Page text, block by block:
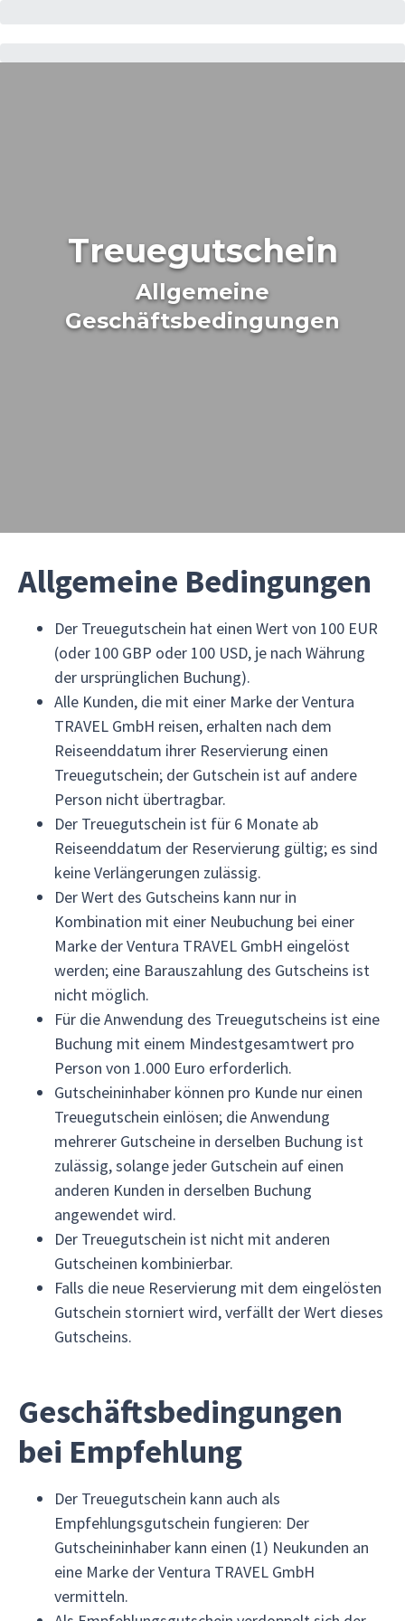
Treuegutschein
Allgemeine
Geschäftsbedingungen
Allgemeine Bedingungen
Der Treuegutschein hat einen Wert von 100 EUR
(oder 100 GBP oder 100 USD, je nach Währung
der ursprünglichen Buchung).
Alle Kunden, die mit einer Marke der Ventura
TRAVEL GmbH reisen, erhalten nach dem
Reiseenddatum ihrer Reservierung einen
Treuegutschein; der Gutschein ist auf andere
Person nicht übertragbar.
Der Treuegutschein ist für 6 Monate ab
Reiseenddatum der Reservierung gültig; es sind
keine Verlängerungen zulässig.
Der Wert des Gutscheins kann nur in
Kombination mit einer Neubuchung bei einer
Marke der Ventura TRAVEL GmbH eingelöst
werden; eine Barauszahlung des Gutscheins ist
nicht möglich.
Für die Anwendung des Treuegutscheins ist eine
Buchung mit einem Mindestgesamtwert pro
Person von 1.000 Euro erforderlich.
Gutscheininhaber können pro Kunde nur einen
Treuegutschein einlösen; die Anwendung
mehrerer Gutscheine in derselben Buchung ist
zulässig, solange jeder Gutschein auf einen
anderen Kunden in derselben Buchung
angewendet wird.
Der Treuegutschein ist nicht mit anderen
Gutscheinen kombinierbar.
Falls die neue Reservierung mit dem eingelösten
Gutschein storniert wird, verfällt der Wert dieses
Gutscheins.
Geschäftsbedingungen
bei Empfehlung
Der Treuegutschein kann auch als
Empfehlungsgutschein fungieren: Der
Gutscheininhaber kann einen (1) Neukunden an
eine Marke der Ventura TRAVEL GmbH
vermitteln.